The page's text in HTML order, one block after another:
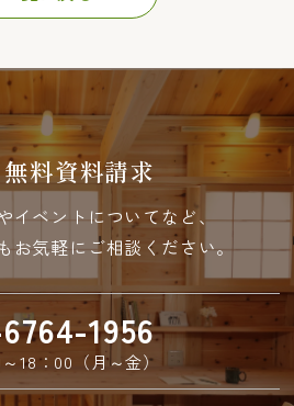
料資料請求
イベントについてなど、
お気軽にご相談ください。
1956
18：00（月～金）